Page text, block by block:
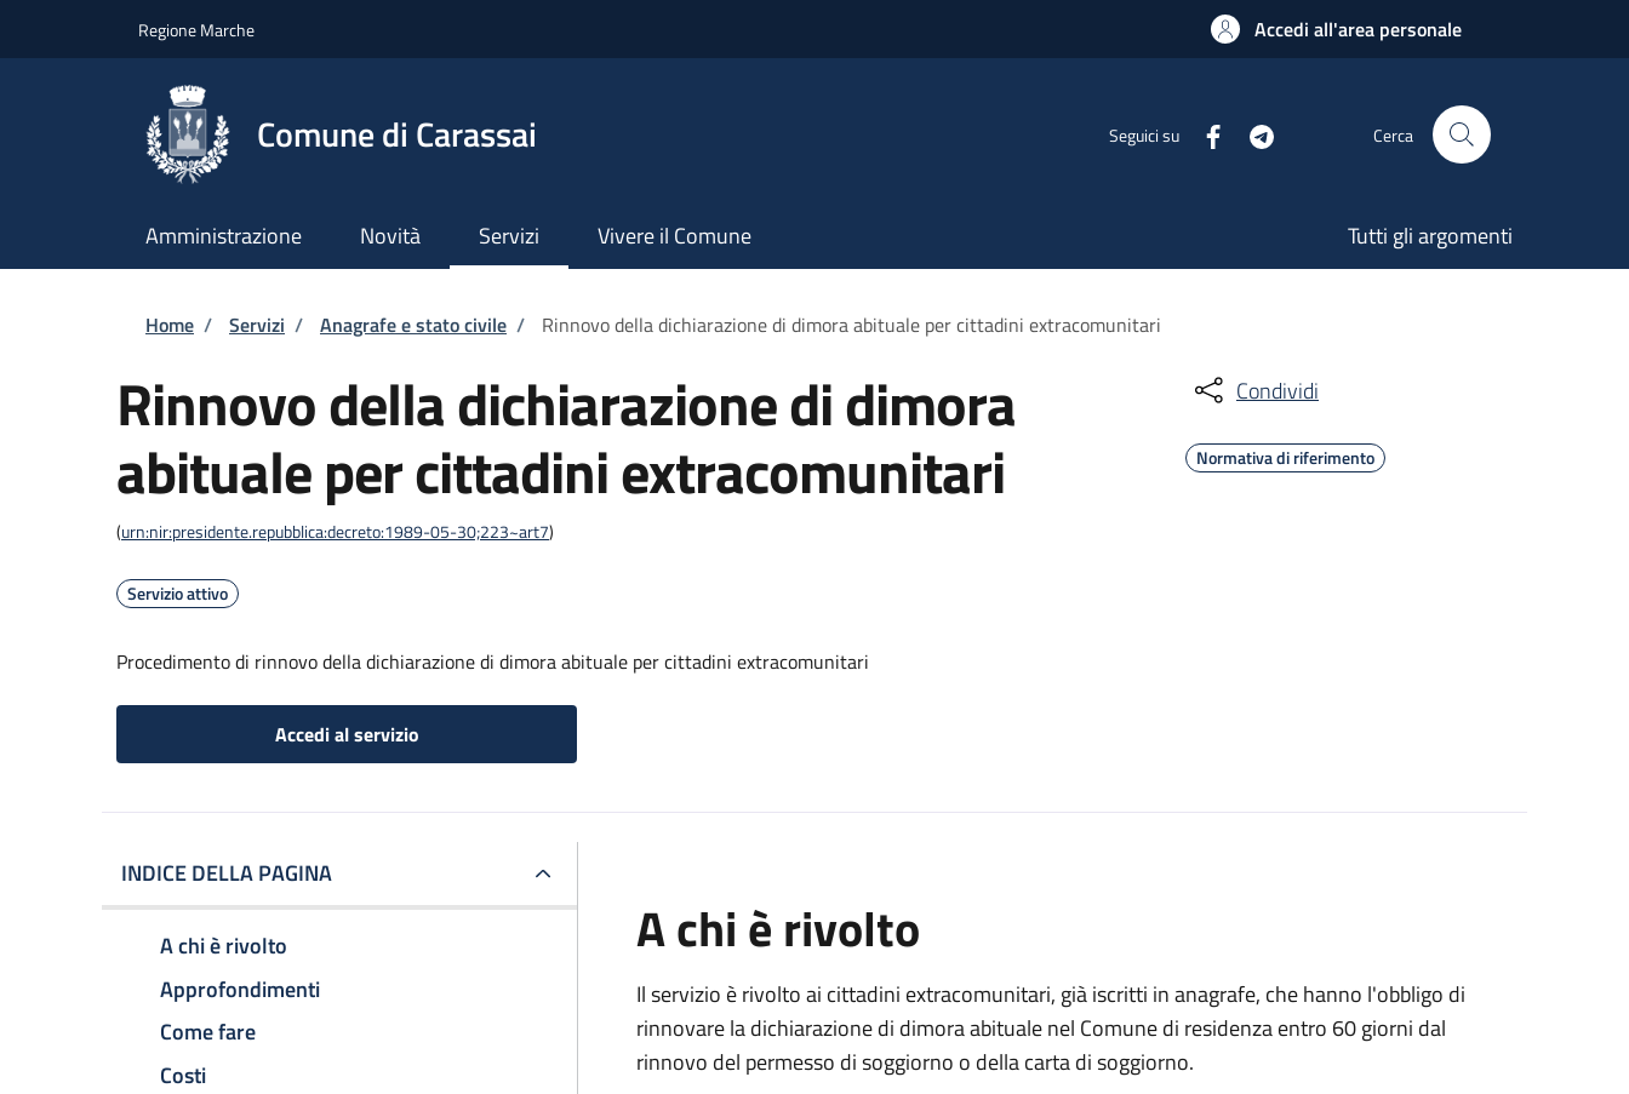
Regione Marche Accedi all'area personale
Comune di Carassai Seguici su Cerca
Amministrazione Novità Servizi Vivere il Comune Tutti gli argomenti
Briciole di pane
Home / Servizi / Anagrafe e stato civile / Rinnovo della dichiarazione di dimora abituale per cittadini extracomunitari
Rinnovo della dichiarazione di dimora
abituale per cittadini extracomunitari
(urn:nir:presidente.repubblica:decreto:1989-05-30;223~art7)
Servizio attivo
Procedimento di rinnovo della dichiarazione di dimora abituale per cittadini extracomunitari
Accedi al servizio
Condividi
Normativa di riferimento
INDICE DELLA PAGINA
A chi è rivolto
Approfondimenti
Come fare
Costi
A chi è rivolto
Il servizio è rivolto ai cittadini extracomunitari, già iscritti in anagrafe, che hanno l'obbligo di
rinnovare la dichiarazione di dimora abituale nel Comune di residenza entro 60 giorni dal
rinnovo del permesso di soggiorno o della carta di soggiorno.